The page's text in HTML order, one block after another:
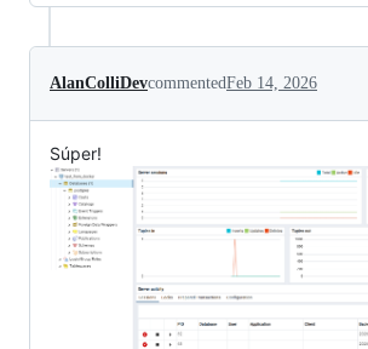
AlanColliDevcommentedFeb 14, 2026
Súper!